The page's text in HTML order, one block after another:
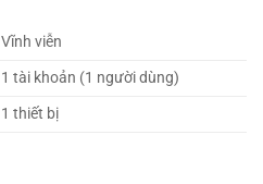
Vĩnh viễn
1 tài khoản (1 người dùng)
1 thiết bị